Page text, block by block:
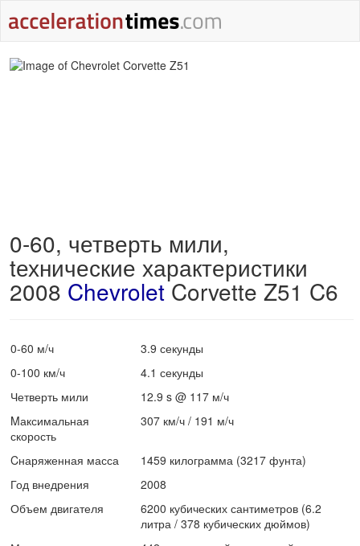
0-60, четверть мили,
tехнические характеристики
2008 ChevroletCorvette Z51 C6
0-60 м/ч
3.9 секунды
0-100 км/ч
4.1 секунды
Четверть мили
12.9 s @ 117 м/ч
Mаксимальная
скорость
307 км/ч / 191 м/ч
Cнаряженная масса
1459 килограмма (3217 фунта)
Год внедрения
2008
Объем двигателя
6200 кубических сантиметров (6.2
литра / 378 кубических дюймов)